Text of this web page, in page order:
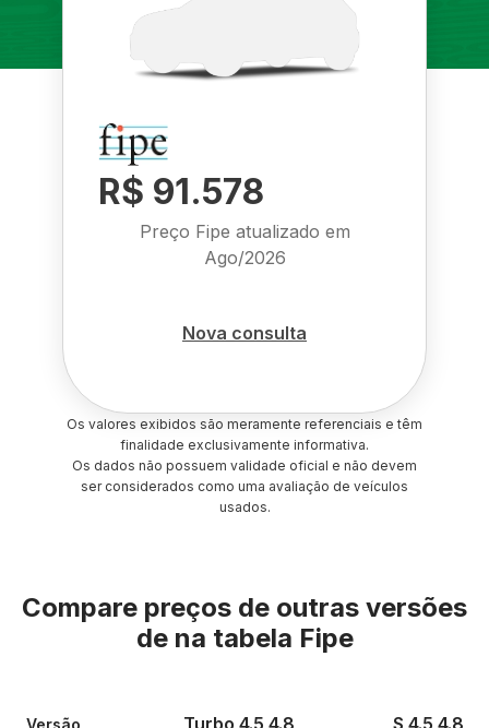
R$ 91.578
Preço Fipe atualizado em
Ago/2026
Nova consulta
Os valores exibidos são meramente referenciais e têm
finalidade exclusivamente informativa.
Os dados não possuem validade oficial e não devem
ser considerados como uma avaliação de veículos
usados.
Compare preços de outras versões
de na tabela Fipe
Versão Turbo 4.5 4.8 S 4.5 4.8